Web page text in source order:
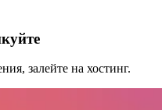
залейте на хостинг.